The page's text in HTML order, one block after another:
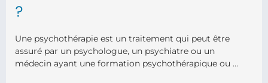
?
Une psychothérapie est un traitement qui peut être
assuré par un psychologue, un psychiatre ou un
médecin ayant une formation psychothérapique ou …